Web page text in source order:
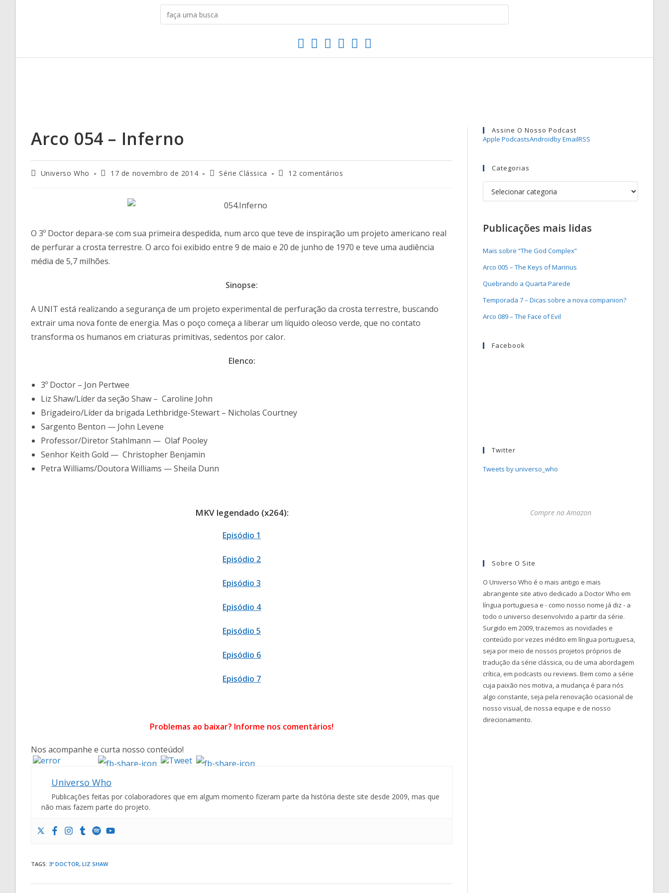
Arco 054 – Inferno
Universo Who 17 de novembro de 2014 Série Clássica 12 comentários
O 3º Doctor depara-se com sua primeira despedida, num arco que teve de inspiração um projeto americano real
de perfurar a crosta terrestre. O arco foi exibido entre 9 de maio e 20 de junho de 1970 e teve uma audiência
média de 5,7 milhões.
Sinopse:
A UNIT está realizando a segurança de um projeto experimental de perfuração da crosta terrestre, buscando
extrair uma nova fonte de energia. Mas o poço começa a liberar um líquido oleoso verde, que no contato
transforma os humanos em criaturas primitivas, sedentos por calor.
Elenco:
3º Doctor – Jon Pertwee
Liz Shaw/Líder da seção Shaw – Caroline John
Brigadeiro/Líder da brigada Lethbridge-Stewart – Nicholas Courtney
Sargento Benton — John Levene
Professor/Diretor Stahlmann — Olaf Pooley
Senhor Keith Gold — Christopher Benjamin
Petra Williams/Doutora Williams — Sheila Dunn
MKV legendado (x264):
Episódio 1
Episódio 2
Episódio 3
Episódio 4
Episódio 5
Episódio 6
Episódio 7
Problemas ao baixar? Informe nos comentários!
Nos acompanhe e curta nosso conteúdo!
Universo Who
Publicações feitas por colaboradores que em algum momento fizeram parte da história deste site desde 2009, mas que
não mais fazem parte do projeto.
TAGS: 3º DOCTOR, LIZ SHAW
Assine O Nosso Podcast
Apple PodcastsAndroidby EmailRSS
Categorias
Publicações mais lidas
Mais sobre “The God Complex”
Arco 005 – The Keys of Marinus
Quebrando a Quarta Parede
Temporada 7 – Dicas sobre a nova companion?
Arco 089 – The Face of Evil
Facebook
Twitter
Tweets by universo_who
Compre na Amazon
Sobre O Site
O Universo Who é o mais antigo e mais
abrangente site ativo dedicado a Doctor Who em
língua portuguesa e - como nosso nome já diz - a
todo o universo desenvolvido a partir da série.
Surgido em 2009, trazemos as novidades e
conteúdo por vezes inédito em língua portuguesa,
seja por meio de nossos projetos próprios de
tradução da série clássica, ou de uma abordagem
crítica, em podcasts ou reviews. Bem como a série
cuja paixão nos motiva, a mudança é para nós
algo constante, seja pela renovação ocasional de
nosso visual, de nossa equipe e de nosso
direcionamento.